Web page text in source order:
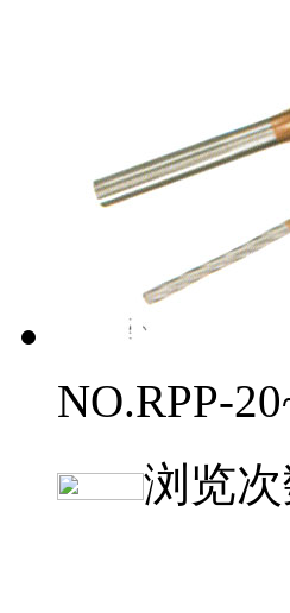
NO.RPP-
浏览